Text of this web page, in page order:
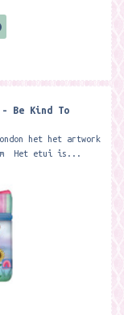
Be Kind To
het het artwork
Het etui is...